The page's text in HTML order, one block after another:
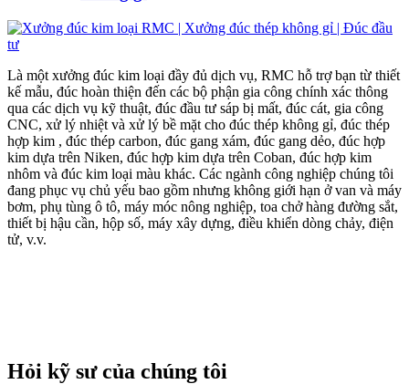
Là một xưởng đúc kim loại đầy đủ dịch vụ, RMC hỗ trợ bạn từ thiết
kế mẫu, đúc hoàn thiện đến các bộ phận gia công chính xác thông
qua các dịch vụ kỹ thuật, đúc đầu tư sáp bị mất, đúc cát, gia công
CNC, xử lý nhiệt và xử lý bề mặt cho đúc thép không gỉ, đúc thép
hợp kim , đúc thép carbon, đúc gang xám, đúc gang dẻo, đúc hợp
kim dựa trên Niken, đúc hợp kim dựa trên Coban, đúc hợp kim
nhôm và đúc kim loại màu khác. Các ngành công nghiệp chúng tôi
đang phục vụ chủ yếu bao gồm nhưng không giới hạn ở van và máy
bơm, phụ tùng ô tô, máy móc nông nghiệp, toa chở hàng đường sắt,
thiết bị hậu cần, hộp số, máy xây dựng, điều khiển dòng chảy, điện
tử, v.v.
Hỏi kỹ sư của chúng tôi